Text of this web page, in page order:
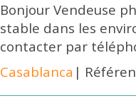
Bonjour Vendeuse
stable dans les
contacter par
Casablanca |